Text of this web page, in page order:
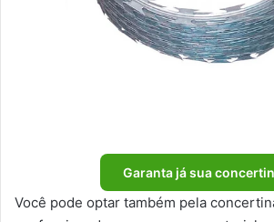
Garanta já sua
Você pode optar também pela